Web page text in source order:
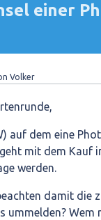
einer
Volker
auf dem eine
mit dem Kauf
werden.
damit die
ummelden? Wem